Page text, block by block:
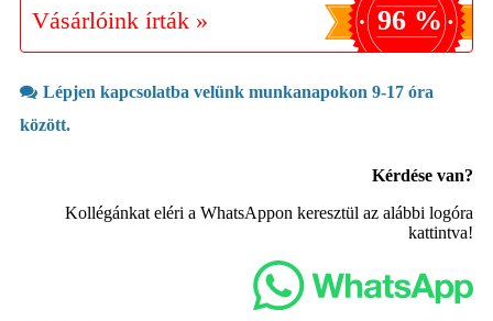
Vásárlóink írták » 96 %
Lépjen kapcsolatba velünk munkanapokon 9-17 óra
között.
Kérdése van?
Kollégánkat eléri a WhatsAppon keresztül az alábbi logóra
kattintva!